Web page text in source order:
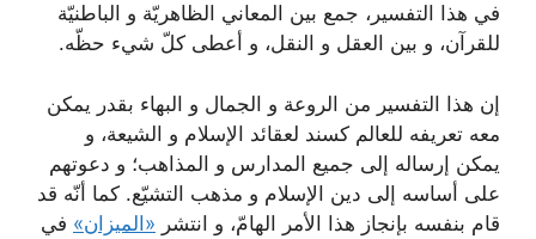
في هذا التفسير، جمع بين المعاني الظاهريّة و الباطنيّة
للقرآن، و بين العقل و النقل، و أعطى كلّ شيء حظّه.
إن هذا التفسير من الروعة و الجمال و البهاء بقدر يمكن
معه تعريفه للعالم كسند لعقائد الإسلام و الشيعة، و
يمكن إرساله إلى جميع المدارس و المذاهب؛ و دعوتهم
على أساسه إلى دين الإسلام و مذهب التشيّع. كما أنّه قد
قام بنفسه بإنجاز هذا الأمر الهامّ، و انتشر «الميزان» في